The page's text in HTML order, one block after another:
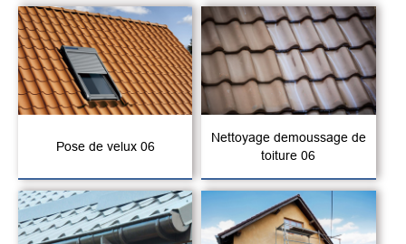
Pose de velux 06
Nettoyage demoussage de
toiture 06